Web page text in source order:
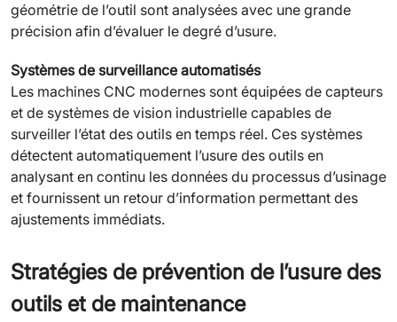
géométrie de l’outil sont analysées avec une grande
précision afin d’évaluer le degré d’usure.
Systèmes de surveillance automatisés
Les machines CNC modernes sont équipées de capteurs
et de systèmes de vision industrielle capables de
surveiller l’état des outils en temps réel. Ces systèmes
détectent automatiquement l’usure des outils en
analysant en continu les données du processus d’usinage
et fournissent un retour d’information permettant des
ajustements immédiats.
Stratégies de prévention de l’usure des
outils et de maintenance